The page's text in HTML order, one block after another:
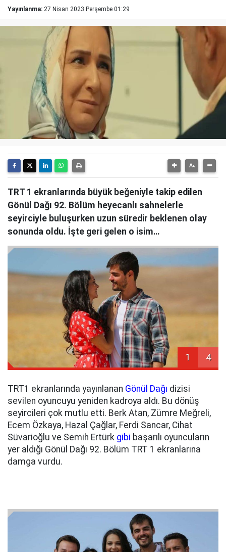
Yayınlanma: 27 Nisan 2023 Perşembe 01:29
TRT 1 ekranlarında büyük beğeniyle takip edilen
Gönül Dağı 92. Bölüm heyecanlı sahnelerle
seyirciyle buluşurken uzun süredir beklenen olay
sonunda oldu. İşte geri gelen o isim…
1 4
TRT1 ekranlarında yayınlanan Gönül Dağı dizisi
sevilen oyuncuyu yeniden kadroya aldı. Bu dönüş
seyircileri çok mutlu etti. Berk Atan, Zümre Meğreli,
Ecem Özkaya, Hazal Çağlar, Ferdi Sancar, Cihat
Süvarioğlu ve Semih Ertürk gibi başarılı oyuncuların
yer aldığı Gönül Dağı 92. Bölüm TRT 1 ekranlarına
damga vurdu.